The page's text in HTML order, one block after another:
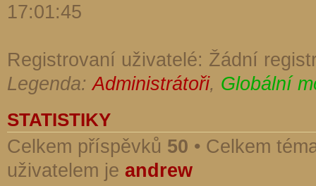
17:01:45
Registrovaní uživatelé: Žádní
Legenda:Administrátoři, Globální
STATISTIKY
Celkem příspěvků 50 • Celkem
uživatelem je andrew